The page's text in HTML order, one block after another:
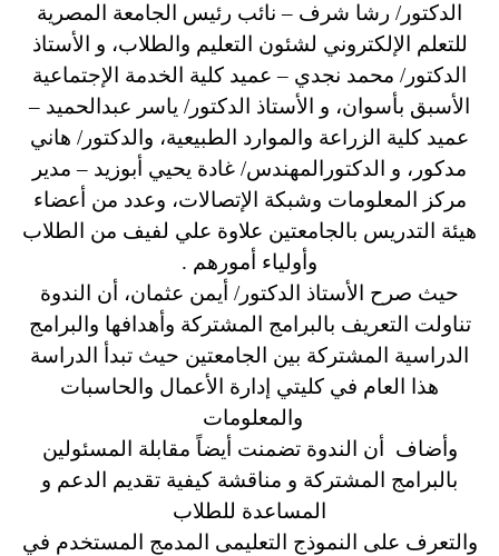
الدكتور/ رشا شرف – نائب رئيس الجامعة المصرية
للتعلم الإلكتروني لشئون التعليم والطلاب، و الأستاذ
الدكتور/ محمد نجدي – عميد كلية الخدمة الإجتماعية
الأسبق بأسوان، و الأستاذ الدكتور/ ياسر عبدالحميد –
عميد كلية الزراعة والموارد الطبيعية، والدكتور/ هاني
مدكور، و الدكتورالمهندس/ غادة يحيي أبوزيد – مدير
مركز المعلومات وشبكة الإتصالات، وعدد من أعضاء
هيئة التدريس بالجامعتين علاوة علي لفيف من الطلاب
وأولياء أمورهم .
حيث صرح الأستاذ الدكتور/ أيمن عثمان، أن الندوة
تناولت التعريف بالبرامج المشتركة وأهدافها والبرامج
الدراسية المشتركة بين الجامعتين حيث تبدأ الدراسة
هذا العام في كليتي إدارة الأعمال والحاسبات
والمعلومات
وأضاف أن الندوة تضمنت أيضاً مقابلة المسئولين
بالبرامج المشتركة و مناقشة كيفية تقديم الدعم و
المساعدة للطلاب
والتعرف على النموذج التعليمى المدمج المستخدم في